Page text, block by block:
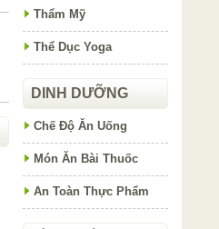
Thẩm Mỹ
Thể Dục Yoga
DINH DƯỠNG
Chế Độ Ăn Uống
Món Ăn Bài Thuốc
An Toàn Thực Phẩm